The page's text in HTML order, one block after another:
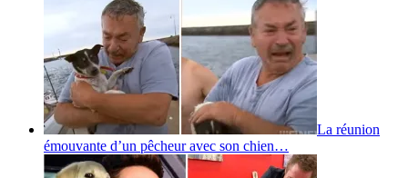
La réunion
émouvante d’un pêcheur avec son chien…